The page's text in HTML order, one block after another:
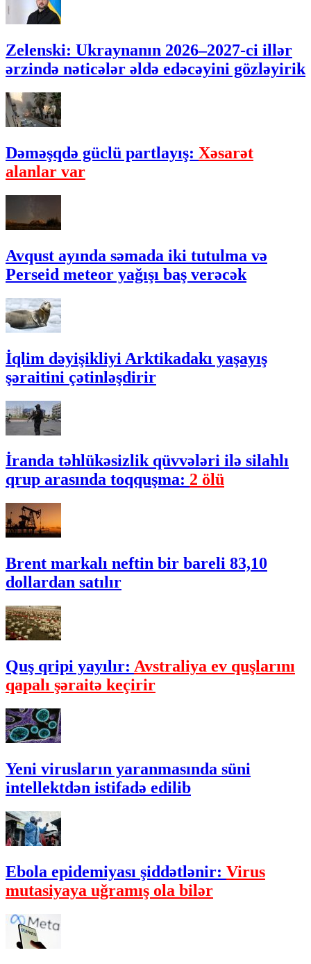
Zelenski: Ukraynanın 2026–2027-ci illər
ərzində nəticələr əldə edəcəyini gözləyirik
Dəməşqdə güclü partlayış: Xəsarət
alanlar var
Avqust ayında səmada iki tutulma və
Perseid meteor yağışı baş verəcək
İqlim dəyişikliyi Arktikadakı yaşayış
şəraitini çətinləşdirir
İranda təhlükəsizlik qüvvələri ilə silahlı
qrup arasında toqquşma: 2 ölü
Brent markalı neftin bir bareli 83,10
dollardan satılır
Quş qripi yayılır: Avstraliya ev quşlarını
qapalı şəraitə keçirir
Yeni virusların yaranmasında süni
intellektdən istifadə edilib
Ebola epidemiyası şiddətlənir: Virus
mutasiyaya uğramış ola bilər